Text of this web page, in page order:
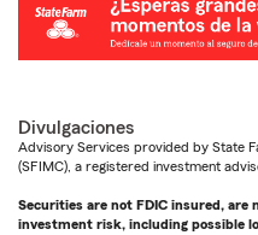
Divulgaciones
Advisory Services provided by State
(SFIMC), a registered investment
Securities are not FDIC insured, are
investment risk, including possible